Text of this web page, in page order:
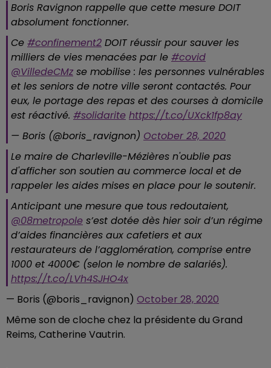
Boris Ravignon rappelle que cette mesure DOIT
absolument fonctionner.
Ce #confinement2 DOIT réussir pour sauver les
milliers de vies menacées par le #covid
@VilledeCMzse mobilise : les personnes vulnérables
et les seniors de notre ville seront contactés. Pour
eux, le portage des repas et des courses à domicile
est réactivé. #solidarite https://t.co/UXck1fp8ay
— Boris (@boris_ravignon) October 28, 2020
Le maire de Charleville-Mézières n'oublie pas
d'afficher son soutien au commerce local et de
rappeler les aides mises en place pour le soutenir.
Anticipant une mesure que tous redoutaient,
@08metropole s’est dotée dès hier soir d’un régime
d’aides financières aux cafetiers et aux
restaurateurs de l’agglomération, comprise entre
1000 et 4000€ (selon le nombre de salariés).
https://t.co/LVh4SJHO4x
— Boris (@boris_ravignon) October 28, 2020
Même son de cloche chez la présidente du Grand
Reims, Catherine Vautrin.